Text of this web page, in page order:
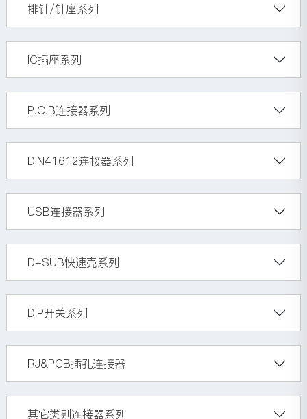
排针/针座系列
IC插座系列
P.C.B连接器系列
DIN41612连接器系列
USB连接器系列
D-SUB快速壳系列
DIP开关系列
RJ&PCB插孔连接器
其它类别连接器系列